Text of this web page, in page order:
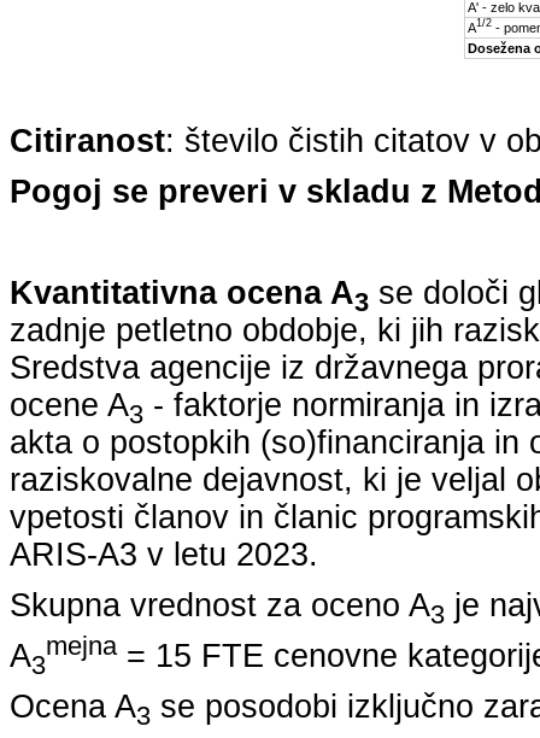
A' - zelo
A1/2-
Dosežena
Citiranost: število čistih citatov v
Pogoj se preveri v skladu z
Kvantitativna ocena A3 se določi
zadnje petletno obdobje, ki jih
Sredstva agencije iz državnega
ocene A3 - faktorje normiranja in
akta o postopkih (so)financiranja in
raziskovalne dejavnost, ki je veljal
vpetosti članov in članic
ARIS-A3 v letu 2023.
Skupna vrednost za oceno A3 je
A3
mejna= 15 FTE cenovne
Ocena A3 se posodobi izključno